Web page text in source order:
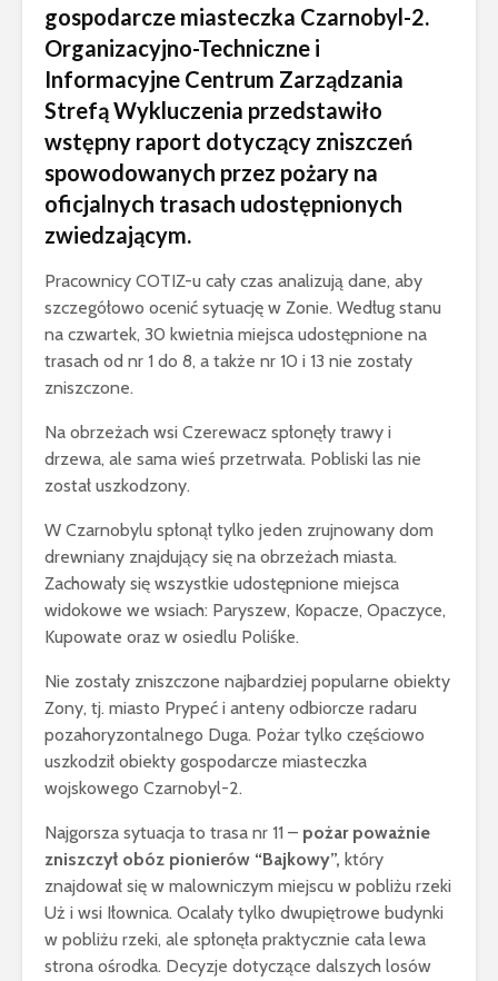
gospodarcze miasteczka Czarnobyl-2.
Organizacyjno-Techniczne i
Informacyjne Centrum Zarządzania
Strefą Wykluczenia przedstawiło
wstępny raport dotyczący zniszczeń
spowodowanych przez pożary na
oficjalnych trasach udostępnionych
zwiedzającym.
Pracownicy COTIZ-u cały czas analizują dane, aby
szczegółowo ocenić sytuację w Zonie. Według stanu
na czwartek, 30 kwietnia miejsca udostępnione na
trasach od nr 1 do 8, a także nr 10 i 13 nie zostały
zniszczone.
Na obrzeżach wsi Czerewacz spłonęły trawy i
drzewa, ale sama wieś przetrwała. Pobliski las nie
został uszkodzony.
W Czarnobylu spłonął tylko jeden zrujnowany dom
drewniany znajdujący się na obrzeżach miasta.
Zachowały się wszystkie udostępnione miejsca
widokowe we wsiach: Paryszew, Kopacze, Opaczyce,
Kupowate oraz w osiedlu Poliśke.
Nie zostały zniszczone najbardziej popularne obiekty
Zony, tj. miasto Prypeć i anteny odbiorcze radaru
pozahoryzontalnego Duga. Pożar tylko częściowo
uszkodził obiekty gospodarcze miasteczka
wojskowego Czarnobyl-2.
Najgorsza sytuacja to trasa nr 11 – pożar poważnie
zniszczył obóz pionierów “Bajkowy”, który
znajdował się w malowniczym miejscu w pobliżu rzeki
Uż i wsi Iłownica. Ocalały tylko dwupiętrowe budynki
w pobliżu rzeki, ale spłonęła praktycznie cała lewa
strona ośrodka. Decyzje dotyczące dalszych losów